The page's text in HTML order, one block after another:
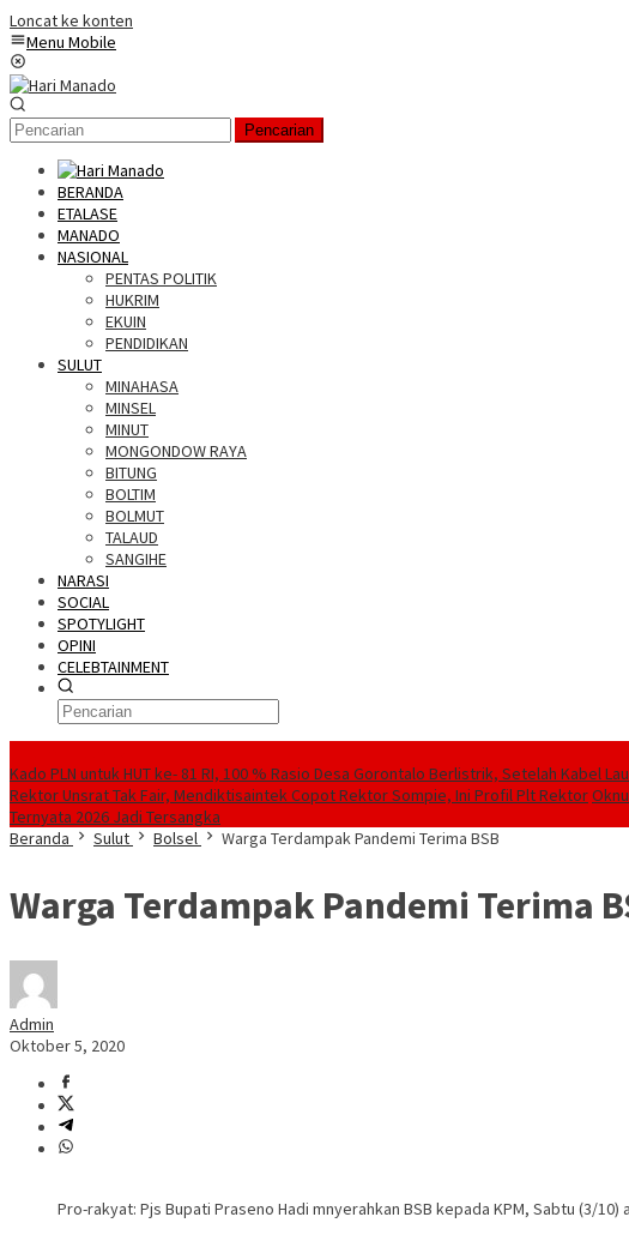
Loncat ke konten
Menu Mobile
Pencarian
BERANDA
ETALASE
MANADO
NASIONAL
PENTAS POLITIK
HUKRIM
EKUIN
PENDIDIKAN
SULUT
MINAHASA
MINSEL
MINUT
MONGONDOW RAYA
BITUNG
BOLTIM
BOLMUT
TALAUD
SANGIHE
NARASI
SOCIAL
SPOTYLIGHT
OPINI
CELEBTAINMENT
Kado PLN untuk HUT ke- 81 RI, 100 % Rasio Desa Gorontalo Berlistrik, Setelah Kabel
Rektor Unsrat Tak Fair, Mendiktisaintek Copot Rektor Sompie, Ini Profil Plt Rektor
Ternyata 2026 Jadi Tersangka
Beranda
Sulut Bolsel Warga Terdampak Pandemi Terima BSB
Warga Terdampak Pandemi Terima
Admin
Oktober 5, 2020
Pro-rakyat: Pjs Bupati Praseno Hadi mnyerahkan BSB kepada KPM, Sabtu (3/10)